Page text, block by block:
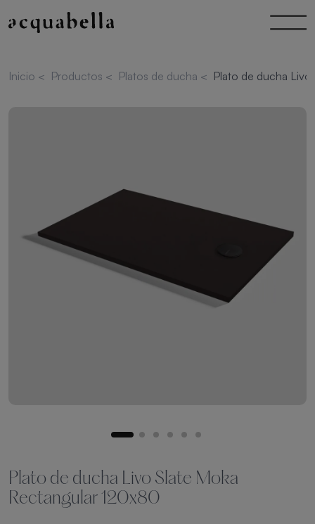
Inicio < Productos < Platos de ducha < Plato de ducha
Plato de ducha Livo Slate Moka
Rectangular 120x80